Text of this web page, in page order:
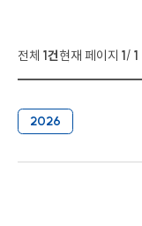
전체 1건현재 페이지 1/ 1
2026